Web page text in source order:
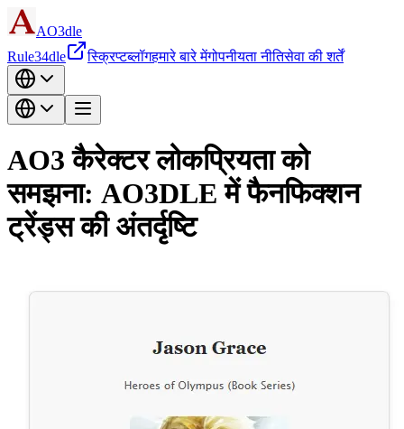
AO3dle
Rule34dle
स्क्रिप्टब्लॉगहमारे बारे मेंगोपनीयता नीतिसेवा की शर्तें
AO3 कैरेक्टर लोकप्रियता को
समझना: AO3DLE में फैनफिक्शन
ट्रेंड्स की अंतर्दृष्टि